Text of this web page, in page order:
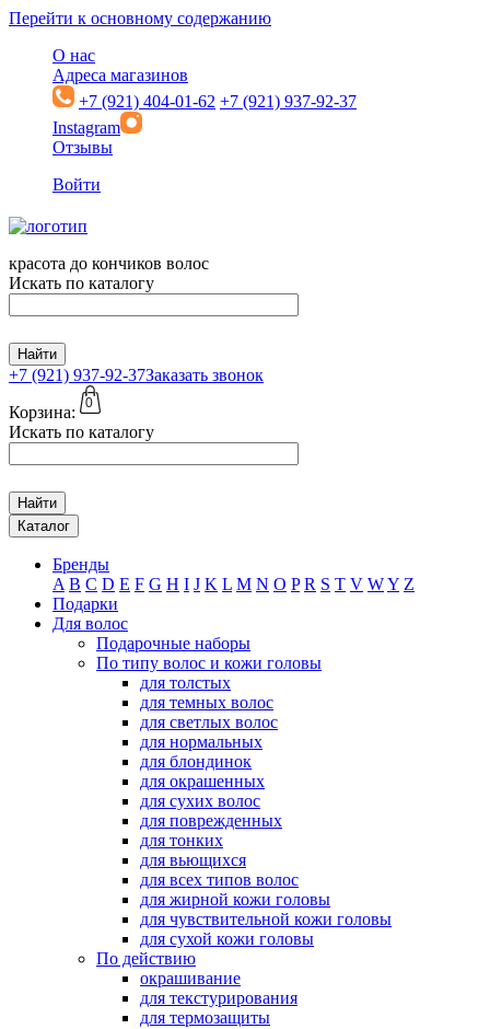
Перейти к основному содержанию
О нас
Адреса магазинов
+7 (921) 404-01-62 +7 (921) 937-92-37
Instagram
Отзывы
Войти
красота до кончиков волос
Искать по каталогу
Найти
+7 (921) 937-92-37Заказать звонок
Корзина:
0
Искать по каталогу
Найти
Каталог
Бренды
A B C D E F G H I J K L M N O P R S T V WY Z
Подарки
Для волос
Подарочные наборы
По типу волос и кожи головы
для толстых
для темных волос
для светлых волос
для нормальных
для блондинок
для окрашенных
для сухих волос
для поврежденных
для тонких
для вьющихся
для всех типов волос
для жирной кожи головы
для чувствительной кожи головы
для сухой кожи головы
По действию
окрашивание
для текстурирования
для термозащиты